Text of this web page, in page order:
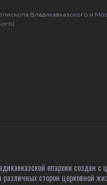
Владикавказского и
епархии создан c
различных сторон церковной